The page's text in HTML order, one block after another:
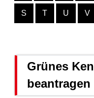
S T U V
Grünes
beantragen